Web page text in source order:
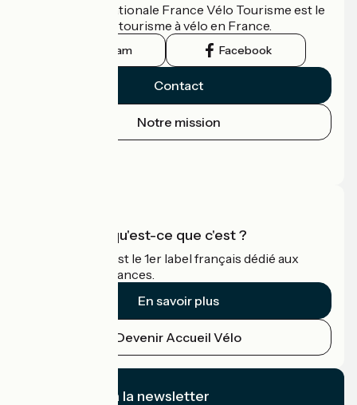
L'association nationale France Vélo Tourisme est le
guide officiel du tourisme à vélo en France.
Instagram Facebook
Contact
Notre mission
Accueil Vélo qu'est-ce que c'est ?
Accueil Vélo c'est le 1er label français dédié aux
cyclistes en vacances.
En savoir plus
Devenir Accueil Vélo
Je m'abonne à la newsletter